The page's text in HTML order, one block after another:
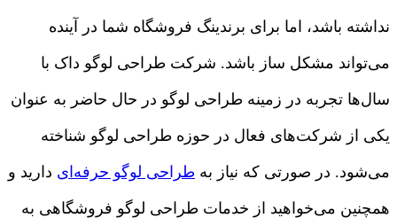
نداشته باشد، اما برای برندینگ فروشگاه شما در آینده
می‌تواند مشکل ساز باشد. شرکت طراحی لوگو داک با
سال‌ها تجربه در زمینه طراحی لوگو در حال حاضر به عنوان
یکی از شرکت‌های فعال در حوزه طراحی لوگو شناخته
می‌شود. در صورتی که نیاز به طراحی لوگو حرفه‌ای دارید و
همچنین می‌خواهید از خدمات طراحی لوگو فروشگاهی به